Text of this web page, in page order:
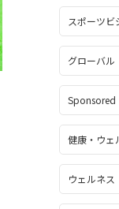
スポーツビ
グローバル
Sponsored
健康・ウェ
ウェルネス